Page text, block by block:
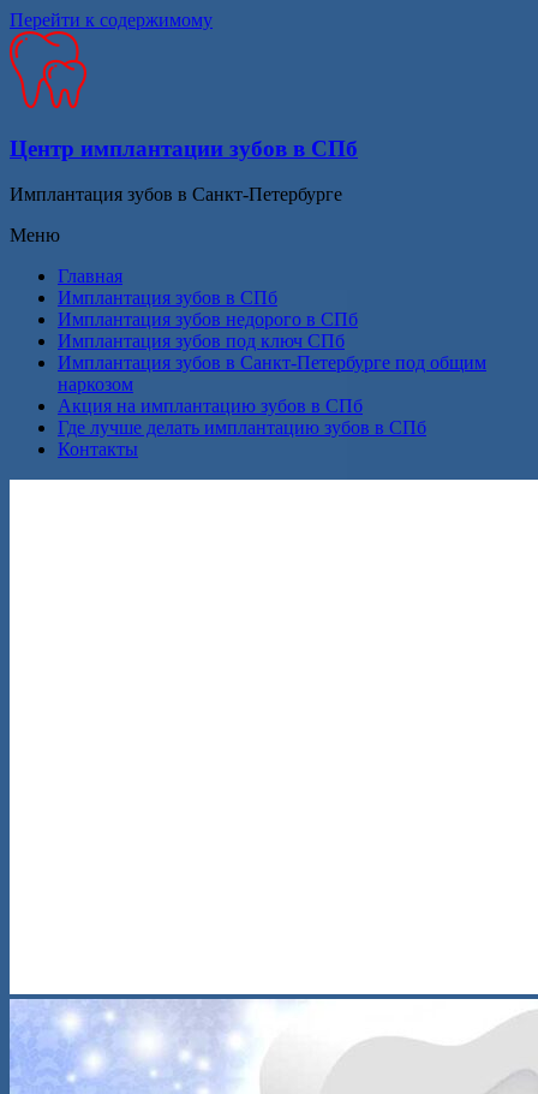
Перейти к содержимому
Центр имплантации зубов в СПб
Имплантация зубов в Санкт-Петербурге
Меню
Главная
Имплантация зубов в СПб
Имплантация зубов недорого в СПб
Имплантация зубов под ключ СПб
Имплантация зубов в Санкт-Петербурге под общим
наркозом
Акция на имплантацию зубов в СПб
Где лучше делать имплантацию зубов в СПб
Контакты